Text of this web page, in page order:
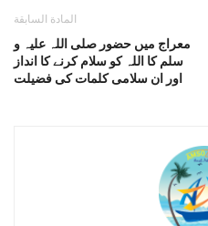
المادة السابقة
معراج میں حضور صلی اللہ علیہ و
سلم کا اللہ کو سلام کرنے کا انداز
اور ان سلامی کلمات کی فضیلت